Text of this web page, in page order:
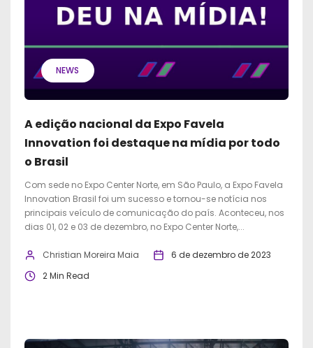
NEWS
A edição nacional da Expo Favela
Innovation foi destaque na mídia por todo
o Brasil
Com sede no Expo Center Norte, em São Paulo, a Expo Favela
Innovation Brasil foi um sucesso e tornou-se notícia nos
principais veículo de comunicação do país. Aconteceu, nos
dias 01, 02 e 03 de dezembro, no Expo Center Norte,...
Christian Moreira Maia
6 de dezembro de 2023
2 Min Read